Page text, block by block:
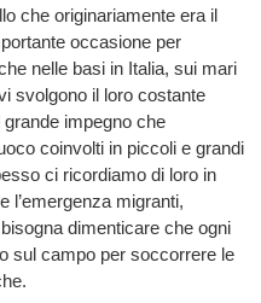
che originariamente era il
occasione per
nelle basi in Italia, sui mari
svolgono il loro costante
impegno che
coinvolti in piccoli e grandi
ci ricordiamo di loro in
l’emergenza migranti,
dimenticare che ogni
sul campo per soccorrere le